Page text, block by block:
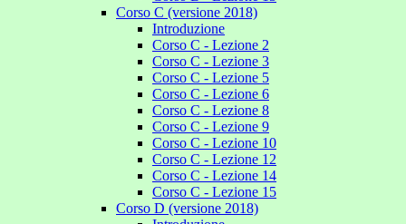
Corso C (versione 2018)
Introduzione
Corso C - Lezione 2
Corso C - Lezione 3
Corso C - Lezione 5
Corso C - Lezione 6
Corso C - Lezione 8
Corso C - Lezione 9
Corso C - Lezione 10
Corso C - Lezione 12
Corso C - Lezione 14
Corso C - Lezione 15
Corso D (versione 2018)